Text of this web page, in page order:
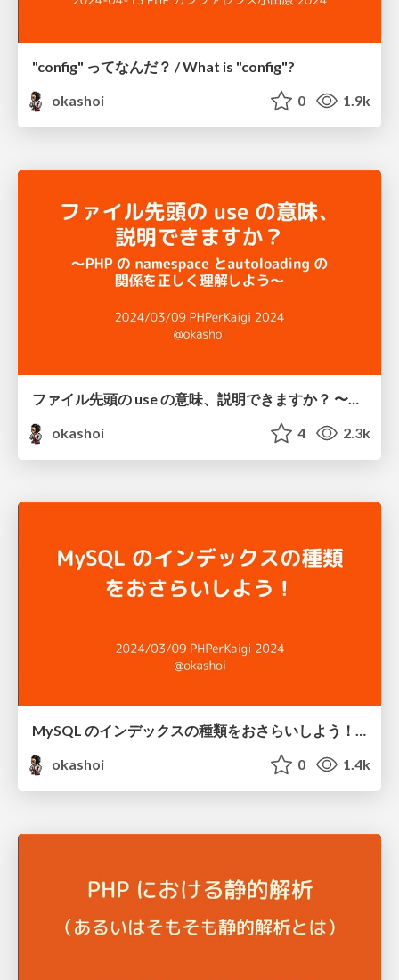
"config" ってなんだ？ / What is "config"?
okashoi
0 1.9k
okashoi
4 2.3k
MySQL のインデックスの種類をおさらいしよう！ / overviewing indexes in MySQL
okashoi
0 1.4k